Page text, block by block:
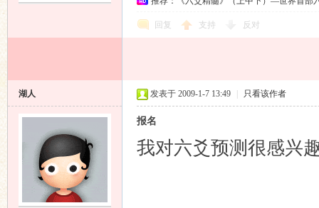
回复 支持 反对
湖人 发表于 2009-1-7 13:49 只看该作者
报名
我对六爻预测很感兴